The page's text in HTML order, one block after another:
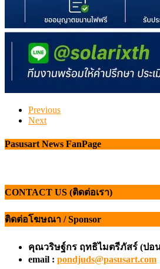
Previous
Next
Pasusart News FanPage
CONTACT US (ติดต่อเรา)
ติดต่อโฆษณา / Sponsor
คุณวริษฐ์กร ฤทธิไมตรีภัสร์ (ปอ
email : pondjuds@pasusart.com